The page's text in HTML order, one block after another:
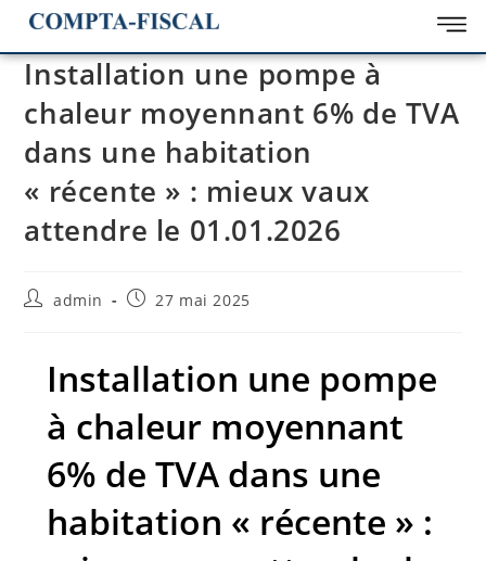
Installation une pompe à
chaleur moyennant 6% de TVA
dans une habitation
« récente » : mieux vaux
attendre le 01.01.2026
admin 27 mai 2025
Installation une pompe
à chaleur moyennant
6% de TVA dans une
habitation « récente » :